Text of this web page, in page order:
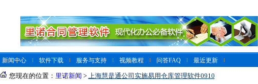
新闻中心 软件下载 服务与支持 视频教程 问答FAQ
最近更新
您现在的位置： 里诺新闻 > 上海慧是通公司实施易用仓库管理软件0910